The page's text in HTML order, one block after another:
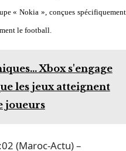
« Nokia », conçues spécifiquement
le football.
Xbox s'engage
les jeux atteignent
joueurs
(Maroc-Actu) –